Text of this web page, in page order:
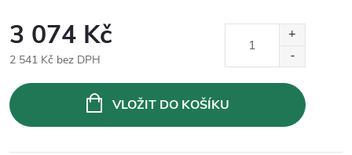
3 074 Kč
2 541 Kč bez DPH
cena:
VLOŽIT DO KOŠÍKU